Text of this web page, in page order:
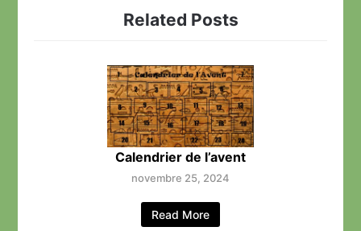
Related Posts
Calendrier de l’avent
novembre 25, 2024
Read More